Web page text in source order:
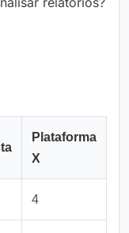
Plataforma
X
4